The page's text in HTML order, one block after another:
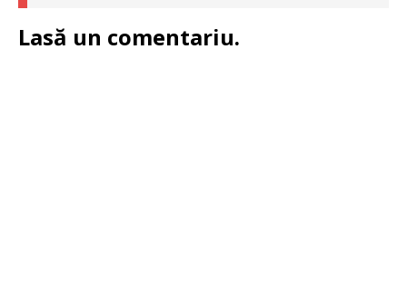
Lasă un comentariu.